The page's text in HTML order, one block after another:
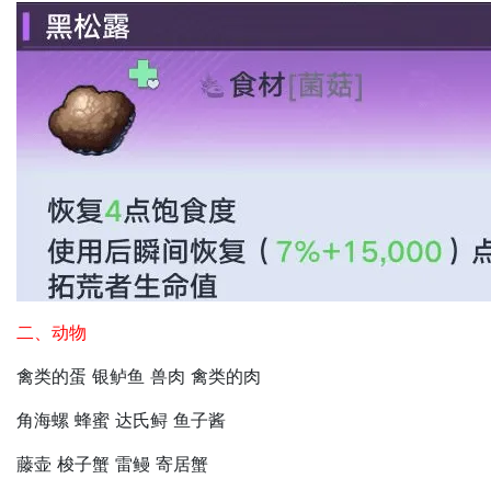
二、动物
禽类的蛋 银鲈鱼 兽肉 禽类的肉
角海螺 蜂蜜 达氏鲟 鱼子酱
藤壶 梭子蟹 雷鳗 寄居蟹